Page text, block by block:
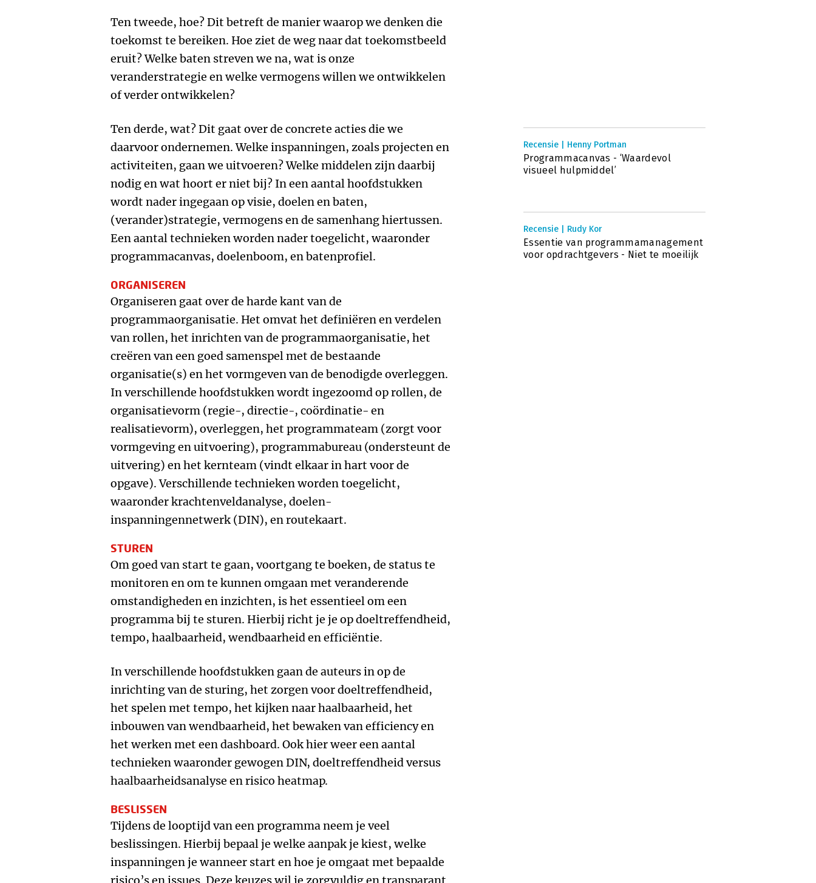
Ten tweede, hoe? Dit betreft de manier waarop we denken die
toekomst te bereiken. Hoe ziet de weg naar dat toekomstbeeld
eruit? Welke baten streven we na, wat is onze
veranderstrategie en welke vermogens willen we ontwikkelen
of verder ontwikkelen?
Ten derde, wat? Dit gaat over de concrete acties die we
daarvoor ondernemen. Welke inspanningen, zoals projecten en
activiteiten, gaan we uitvoeren? Welke middelen zijn daarbij
nodig en wat hoort er niet bij? In een aantal hoofdstukken
wordt nader ingegaan op visie, doelen en baten,
(verander)strategie, vermogens en de samenhang hiertussen.
Een aantal technieken worden nader toegelicht, waaronder
programmacanvas, doelenboom, en batenprofiel.
ORGANISEREN
Organiseren gaat over de harde kant van de
programmaorganisatie. Het omvat het definiëren en verdelen
van rollen, het inrichten van de programmaorganisatie, het
creëren van een goed samenspel met de bestaande
organisatie(s) en het vormgeven van de benodigde overleggen.
In verschillende hoofdstukken wordt ingezoomd op rollen, de
organisatievorm (regie-, directie-, coördinatie- en
realisatievorm), overleggen, het programmateam (zorgt voor
vormgeving en uitvoering), programmabureau (ondersteunt de
uitvering) en het kernteam (vindt elkaar in hart voor de
opgave). Verschillende technieken worden toegelicht,
waaronder krachtenveldanalyse, doelen-
inspanningennetwerk (DIN), en routekaart.
STUREN
Om goed van start te gaan, voortgang te boeken, de status te
monitoren en om te kunnen omgaan met veranderende
omstandigheden en inzichten, is het essentieel om een
programma bij te sturen. Hierbij richt je je op doeltreffendheid,
tempo, haalbaarheid, wendbaarheid en efficiëntie.
In verschillende hoofdstukken gaan de auteurs in op de
inrichting van de sturing, het zorgen voor doeltreffendheid,
het spelen met tempo, het kijken naar haalbaarheid, het
inbouwen van wendbaarheid, het bewaken van efficiency en
het werken met een dashboard. Ook hier weer een aantal
technieken waaronder gewogen DIN, doeltreffendheid versus
haalbaarheidsanalyse en risico heatmap.
BESLISSEN
Tijdens de looptijd van een programma neem je veel
beslissingen. Hierbij bepaal je welke aanpak je kiest, welke
inspanningen je wanneer start en hoe je omgaat met bepaalde
Recensie | Henny Portman
Programmacanvas - ‘Waardevol
visueel hulpmiddel’
Recensie | Rudy Kor
Essentie van programmamanagement
voor opdrachtgevers - Niet te moeilijk